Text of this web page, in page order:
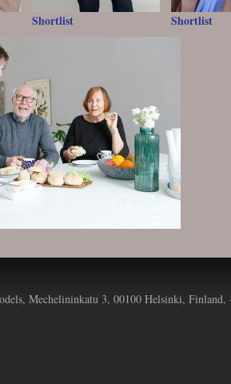
Shortlist Shortlist
Mechelininkatu 3, 00100 Helsinki,